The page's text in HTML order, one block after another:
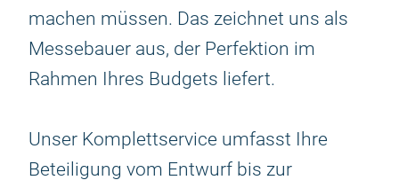
machen müssen. Das zeichnet uns als
Messebauer aus, der Perfektion im
Rahmen Ihres Budgets liefert.
Unser Komplettservice umfasst Ihre
Beteiligung vom Entwurf bis zur